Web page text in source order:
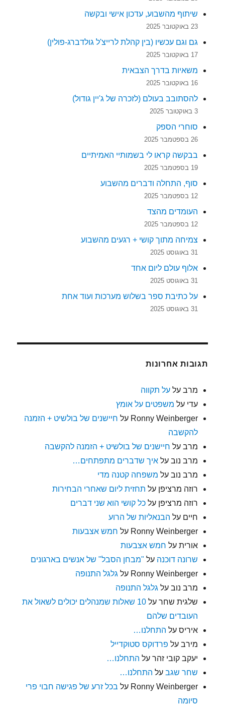
שיתוף מהשבוע, עדכון אישי ובקשה
23 באוקטובר 2025
גם וגם עכשיו (בין קהלת לרייצ'ל גולדברג-פולין)
17 באוקטובר 2025
משאיות בדרך הצבאית
16 באוקטובר 2025
להסתובב בעולם (לזכרה של ג'יין גודול)
3 באוקטובר 2025
סוחרי הספק
26 בספטמבר 2025
בבקשה קראו לי בשמותיי האמיתיים
19 בספטמבר 2025
סוף, התחלה ודברים מהשבוע
12 בספטמבר 2025
העומדים מהצד
12 בספטמבר 2025
צמיחה מתוך קושי + רגעים מהשבוע
31 באוגוסט 2025
אלוף עולם ליום אחד
31 באוגוסט 2025
על כתיבת ספר בשלוש מערכות ועוד אחת
31 באוגוסט 2025
תגובות אחרונות
מרב עלעל תקווה
עדי על משפטים על אומץ
Ronny Weinberger על חיישנים של בולשיט + הזמנה
להקשבה
מרב על חיישנים של בולשיט + הזמנה להקשבה
מרב נוב עלאיך שדברים מתפתחים…
מרב נוב על משפחה קטנה מדי
רוזה מרציפן על תחזית ליום שאחרי הבחירות
רוזה מרציפן עלכל קושי הוא שני דברים
חיים על הבנאליות של הרוע
Ronny Weinberger על חמש אצבעות
אורית על חמש אצבעות
שרונה דוכנה על "מבחן הסבל" של אנשים בארגונים
Ronny Weinberger על גלגל התנופה
מרב נוב על גלגל התנופה
שלגית שחר על
10 שאלות שמנהלים יכולים לשאול את
העובדים שלהם
איריס על התחלנו…
מירב על פרדוקס סטוקדייל
יעקב קובי זהר על התחלנו…
שחר שגב על התחלנו…
Ronny Weinberger על בכל זרע של פגישה חבוי פרי
סיומה